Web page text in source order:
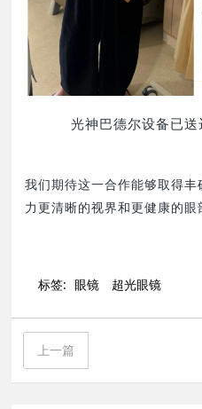
光神巴德尔设备已
我们期待这一合作能够取得
力更清晰的视界和更健康的眼
标签: 眼镜 超光眼镜
上一篇